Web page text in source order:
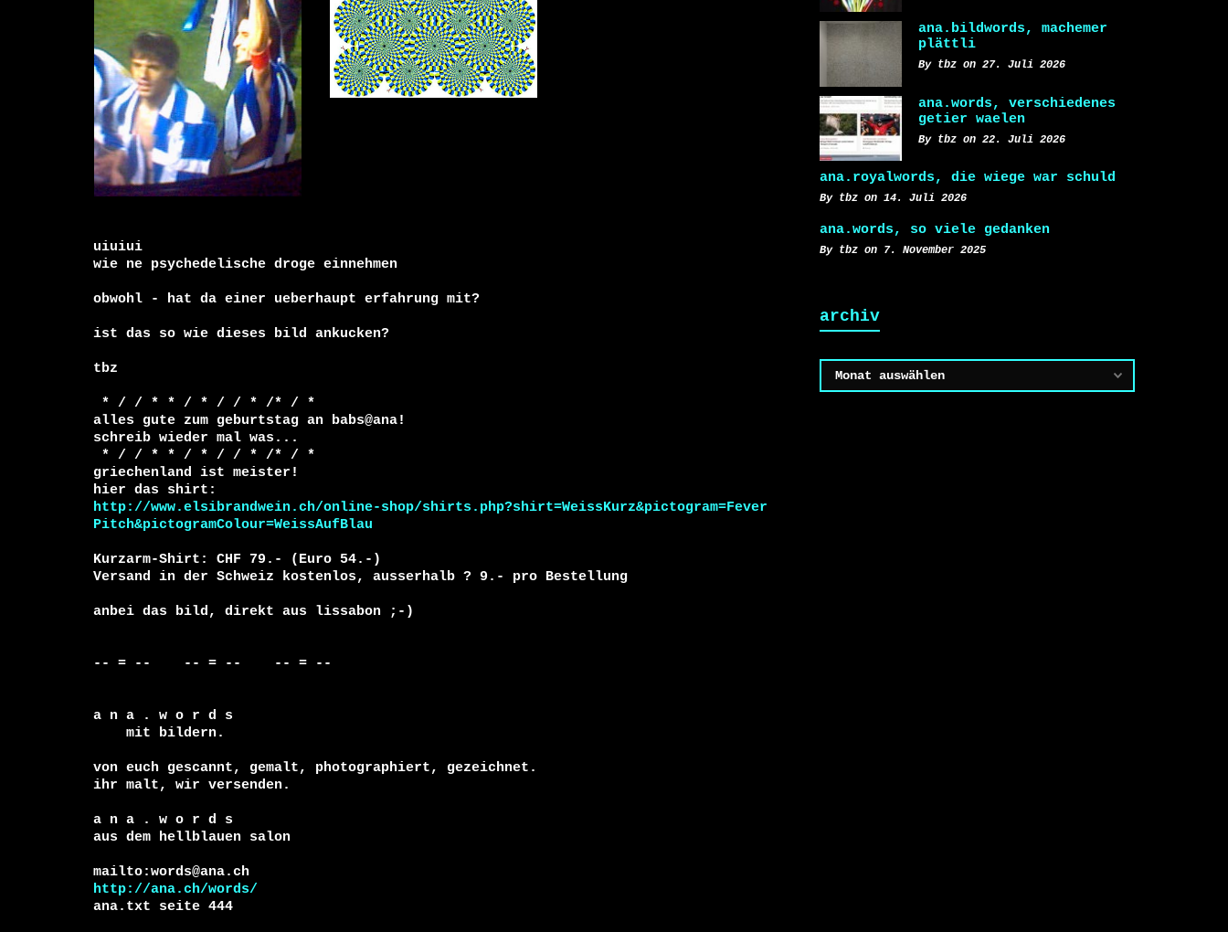
uiuiui
wie ne psychedelische droge einnehmen
obwohl - hat da einer ueberhaupt erfahrung mit?
ist das so wie dieses bild ankucken?
tbz
alles gute zum geburtstag an babs@ana!
schreib wieder mal was...
griechenland ist meister!
http://www.elsibrandwein.ch/online-shop/shirts.php?shirt=WeissKurz&pictogram=Fever
Pitch&pictogramColour=WeissAufBlau
Kurzarm-Shirt: CHF 79.- (Euro 54.-)
Versand in der Schweiz kostenlos, ausserhalb ? 9.- pro Bestellung
anbei das bild, direkt aus lissabon ;-)
-- = --    -- = --    -- = --
a n a . w o r d s
von euch gescannt, gemalt, photographiert, gezeichnet.
ihr malt, wir versenden.
a n a . w o r d s
aus dem hellblauen salon
http://ana.ch/words/
ana.txt seite 444
ana.bildwords, machemer
plättli
By tbz on 27. Juli 2026
ana.words, verschiedenes
getier waelen
By tbz on 22. Juli 2026
ana.royalwords, die wiege war schuld
By tbz on 14. Juli 2026
ana.words, so viele gedanken
By tbz on 7. November 2025
archiv